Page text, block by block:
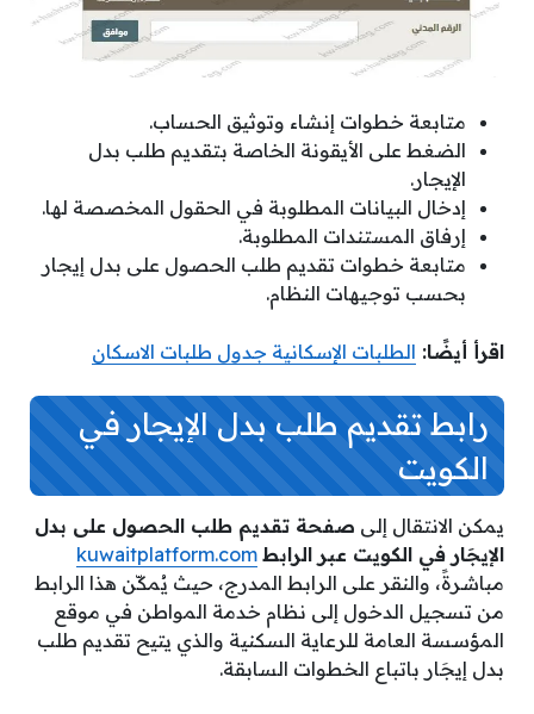
متابعة خطوات إنشاء وتوثيق الحساب.
الضغط على الأيقونة الخاصة بتقديم طلب بدل
الإيجار.
إدخال البيانات المطلوبة في الحقول المخصصة لها.
إرفاق المستندات المطلوبة.
متابعة خطوات تقديم طلب الحصول على بدل إيجار
بحسب توجيهات النظام.
اقرأ أيضًا: الطلبات الإسكانية جدول طلبات الاسكان
رابط تقديم طلب بدل الإيجار في
الكويت
يمكن الانتقال إلى صفحة تقديم طلب الحصول على بدل
الإيجَار في الكويت عبر الرابط kuwaitplatform.com
مباشرةً، والنقر على الرابط المدرج، حيث يُمكّن هذا الرابط
من تسجيل الدخول إلى نظام خدمة المواطن في موقع
المؤسسة العامة للرعاية السكنية والذي يتيح تقديم طلب
بدل إيجَار باتباع الخطوات السابقة.